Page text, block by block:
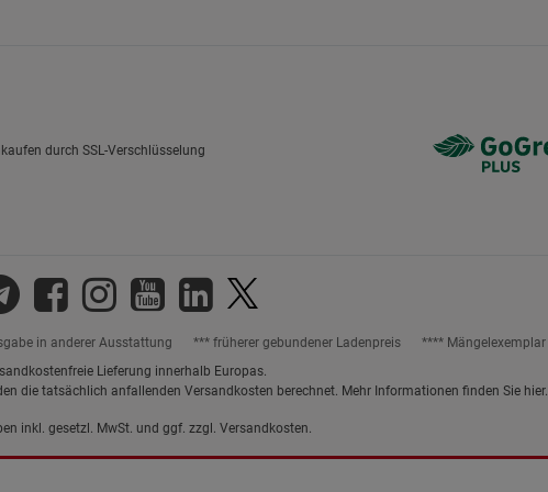
durch SSL-Verschlüsselung
in anderer Ausstattung *** früherer gebundener Ladenpreis
**** Mängelexemplar
Lieferung innerhalb Europas.
die tatsächlich anfallenden Versandkosten berechnet. Mehr Informationen finden Sie hier.
inkl. gesetzl. MwSt. und ggf. zzgl. Versandkosten.